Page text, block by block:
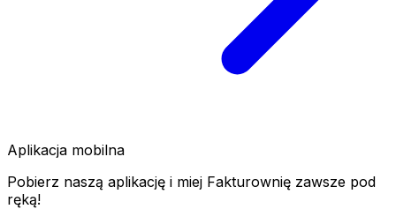
Aplikacja mobilna
Pobierz naszą aplikację i miej Fakturownię zawsze pod
ręką!